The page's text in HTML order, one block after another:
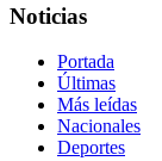
Noticias
Portada
Últimas
Más leídas
Nacionales
Deportes